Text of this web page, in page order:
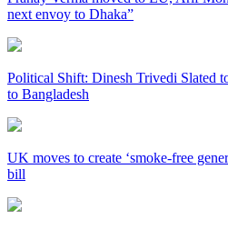
next envoy to Dhaka”
Political Shift: Dinesh Trivedi Slated
to Bangladesh
UK moves to create ‘smoke-free
bill